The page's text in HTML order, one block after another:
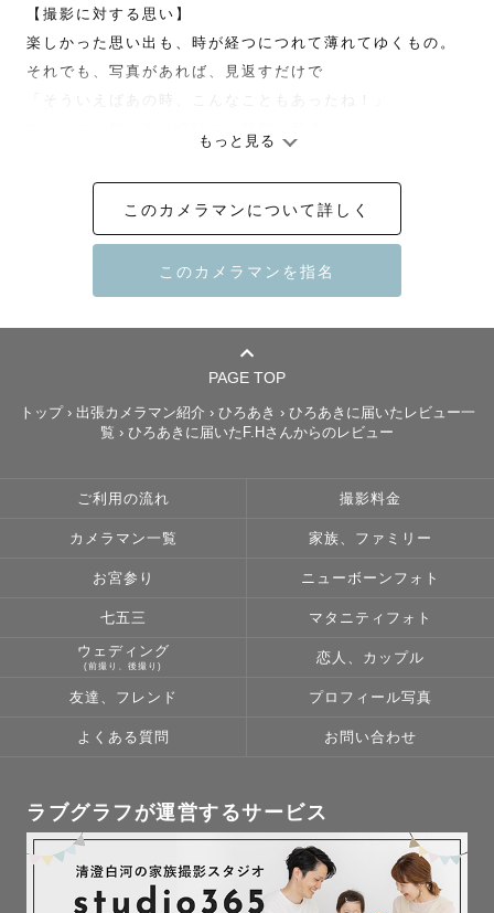
【撮影に対する思い】
楽しかった思い出も、時が経つにつれて薄れてゆくもの。
それでも、写真があれば、見返すだけで
「そういえばあの時、こんなこともあったね！」
「当たり前」なことは「有り難い」こと。
大切な思い出、かけがえのない日常をカタチに残しません
￣￣￣￣￣￣￣￣￣￣￣￣￣￣￣￣￣￣￣￣￣￣
平成5年生まれの32歳
良県に引っ越して9年目になりました◎
ブ、温泉、サウナ、旅行など
毎年年パス買うくらいユニバも好きで、よく行ってます🌏
その他
「笑顔が素敵」
などのお言葉を頂くことが多いです！
もっと見る
このカメラマンについて詳しく
PAGE TOP
トップ› 出張カメラマン紹介 › ひろあき › ひろあきに届いたレビュー一
覧 › ひろあきに届いたF.Hさんからのレビュー
ご利用の流れ 撮影料金
カメラマン一覧 家族、ファミリー
お宮参り ニューボーンフォト
七五三 マタニティフォト
ウェディング
(前撮り、後撮り)
恋人、カップル
友達、フレンド プロフィール写真
よくある質問 お問い合わせ
ラブグラフが運営するサービス